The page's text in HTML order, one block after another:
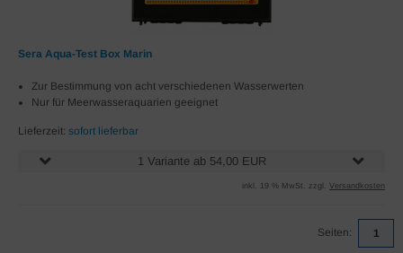
Sera Aqua-Test Box Marin
Zur Bestimmung von acht verschiedenen Wasserwerten
Nur für Meerwasseraquarien geeignet
Lieferzeit: sofort lieferbar
1 Variante ab 54,00 EUR
inkl. 19 % MwSt. zzgl. Versandkosten
Seiten: 1